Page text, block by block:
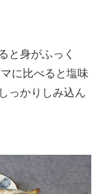
と身がふっく
に比べると塩味
っかりしみ込ん